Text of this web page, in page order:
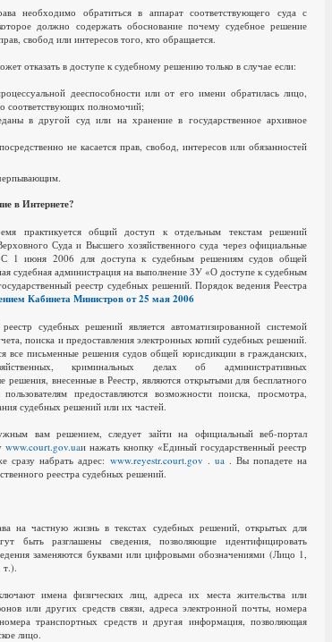
необходимо обратиться в аппарат соответствующего суда с
должно содержать обоснование почему судебное решение
свобод или интересов того, кто обращается.
отказать в доступе к судебному решению только в случае если:
дееспособности или от его имени обратилась лицо,
соответствующих полномочий;
в другой суд или на хранение в государственное архивное
не касается прав, свобод, интересов или обязанностей
в Интернете?
практикуется общий доступ к отдельным текстам решений
Суда и Высшего хозяйственного суда через официальные
С 1 июня 2006 для доступа к судебным решениям судов общей
судебная администрация на выполнение ЗУ «О доступе к судебным
реестр судебных решений. Порядок ведения Реестра
Кабинета Министров от 25 мая 2006
судебных решений является автоматизированной системой
поиска и предоставления электронных копий судебных решений.
все письменные решения судов общей юрисдикции в гражданских,
криминальных делах об административных
решения, внесенные в Реестр, являются открытыми для бесплатного
предоставляются возможности поиска, просмотра,
судебных решений или их частей.
вам решением, следует зайти на официальный веб-портал
www.court.gov.uaи нажать кнопку «Единый государственный реестр
сразу набрать адрес: www.reyestr.court.gov . ua. Вы попадете на
реестра судебных решений.
на частную жизнь в текстах судебных решений, открытых для
быть разглашены сведения, позволяющие идентифицировать
заменяются буквами или цифровыми обозначениями (Лицо 1,
т.).
имена физических лиц, адреса их места жительства или
или других средств связи, адреса электронной почты, номера
транспортных средств и другая информация, позволяющая
лицо.